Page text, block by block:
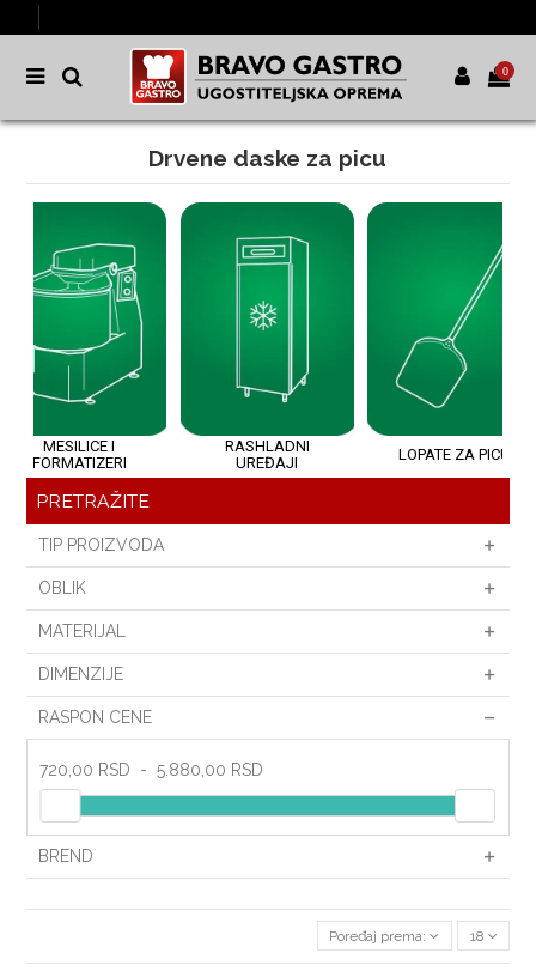
0
Drvene daske za picu
MESILICE I
FORMATIZERI
RASHLADNI
UREĐAJI
LOPATE ZA PICU
PRETRAŽITE
TIP PROIZVODA
OBLIK
MATERIJAL
DIMENZIJE
RASPON CENE
720,00 RSD - 5.880,00 RSD
BREND
Poređaj prema: 18